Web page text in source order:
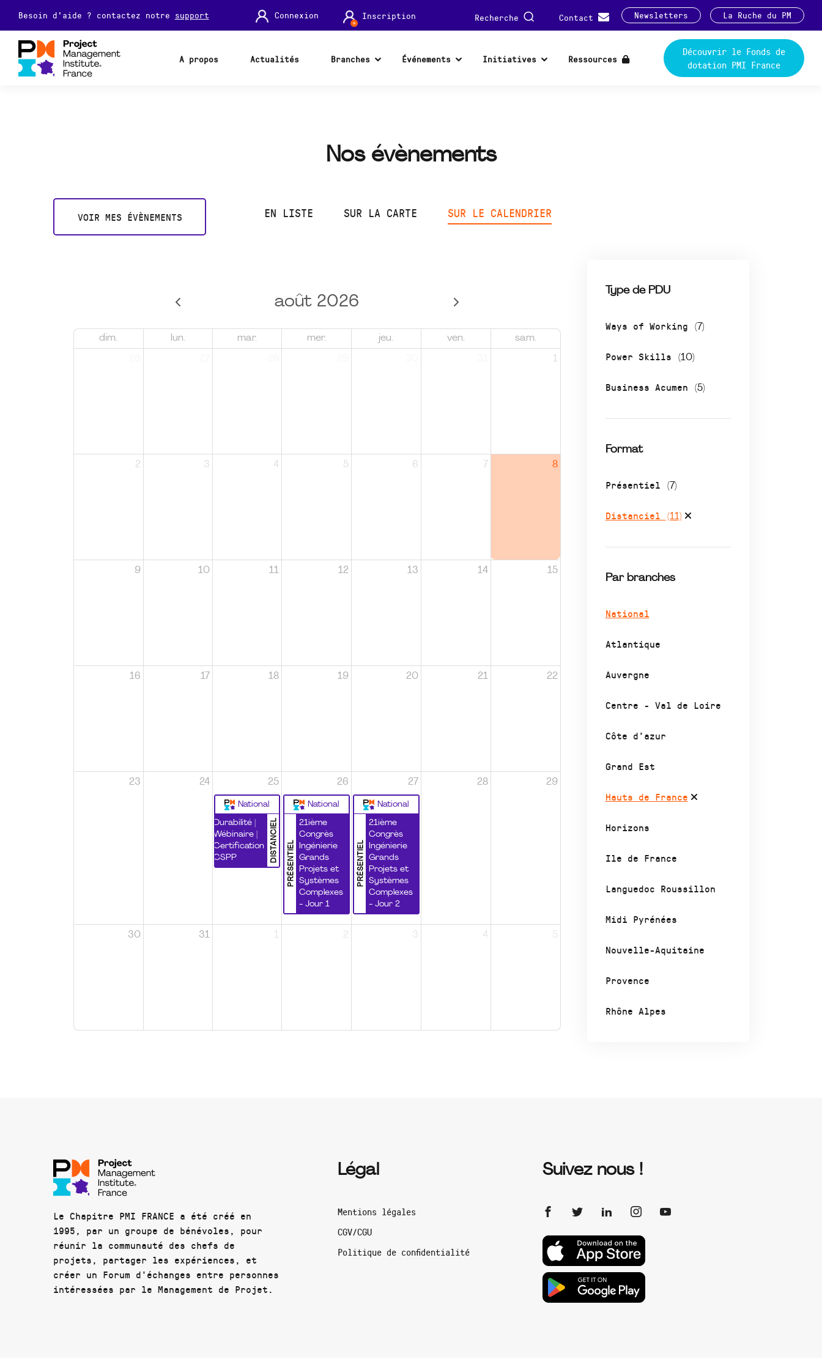
Besoin d'aide ? contactez notre support Connexion Inscription Recherche Contact Newsletters La Ruche du PM
A propos Actualités Branches Événements Initiatives Ressources
Découvrir le Fonds de
dotation PMI France
Nos évènements
VOIR MES ÉVÈNEMENTS EN LISTE SUR LA CARTE SUR LE CALENDRIER
Type de PDU
Ways of Working (7)
Power Skills (10)
Business Acumen (5)
Format
Présentiel (7)
Distanciel (11)
Par branches
National
Atlantique
Auvergne
Centre - Val de Loire
Côte d’azur
Grand Est
Hauts de France
Horizons
Ile de France
Languedoc Roussillon
Midi Pyrénées
Nouvelle-Aquitaine
Provence
Rhône Alpes
août 2026
dim. lun. mar. mer. jeu. ven. sam.
1
2 3 4 5 6 7 8
9 10 11 12 13 14 15
16 17 18 19 20 21 22
23 24 25
National
DISTANCIEL
Durabilité |
Wébinaire |
Certification
CSPP
26
National
PRÉSENTIEL
21ième
Congrès
Ingénierie
Grands
Projets et
Systèmes
Complexes
- Jour 1
27
National
PRÉSENTIEL
21ième
Congrès
Ingénierie
Grands
Projets et
Systèmes
Complexes
- Jour 2
28 29
30 31 1 2 3 4 5
Le Chapitre PMI FRANCE a été créé en
1995, par un groupe de bénévoles, pour
réunir la communauté des chefs de
projets, partager les expériences, et
créer un Forum d'échanges entre personnes
intéressées par le Management de Projet.
Légal
Mentions légales
CGV/CGU
Politique de confidentialité
Suivez nous !